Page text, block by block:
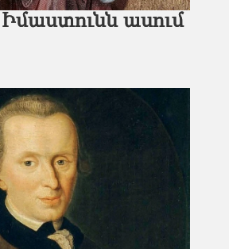
Իմաստունն ասում